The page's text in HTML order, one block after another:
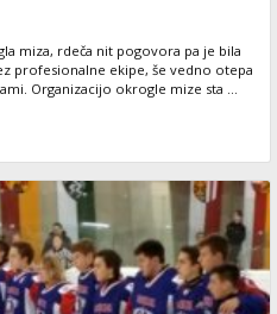
miza, rdeča nit pogovora pa je bila
profesionalne ekipe, še vedno otepa
Organizacijo okrogle mize sta ...